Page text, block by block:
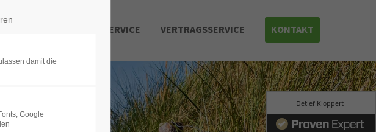
SCHADENSERVICE VERTRAGSSERVICE KONTAKT
damit die
Google